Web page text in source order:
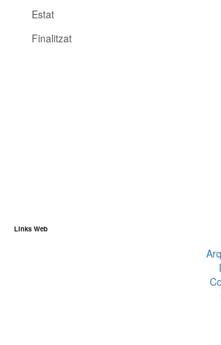
Estat
Finalitzat
Links Web